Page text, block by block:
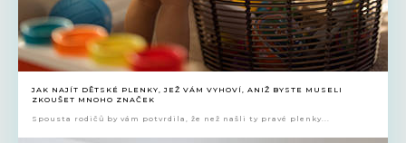
JAK NAJÍT DĚTSKÉ PLENKY, JEŽ VÁM VYHOVÍ, ANIŽ BYSTE MUSELI
ZKOUŠET MNOHO ZNAČEK
Spousta rodičů by vám potvrdila, že než našli ty pravé plenky...